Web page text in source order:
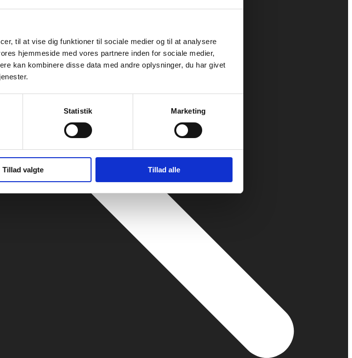
til at vise dig funktioner til sociale medier og til at analysere
hjemmeside med vores partnere inden for sociale medier,
kan kombinere disse data med andre oplysninger, du har givet
Statistik Marketing
Tillad valgte Tillad alle